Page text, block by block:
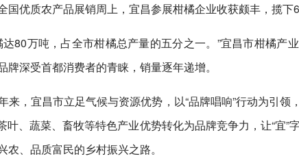
优质农产品展销周上，宜昌参展柑橘企业收获颇丰，揽下
80万吨，占全市柑橘总产量的五分之一。”宜昌市柑橘产
深受首都消费者的青睐，销量逐年递增。
来，宜昌市立足气候与资源优势，以“品牌唱响”行动为引领
叶、蔬菜、畜牧等特色产业优势转化为品牌竞争力，让“宜”
、品质富民的乡村振兴之路。